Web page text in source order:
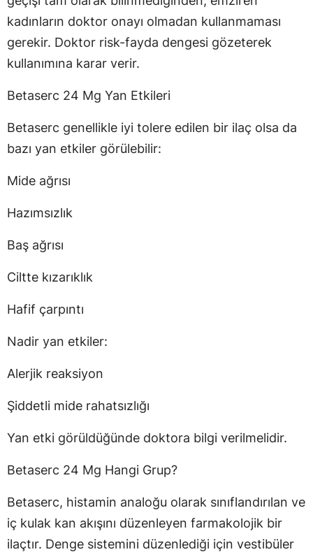
kadınların doktor onayı olmadan kullanmaması
gerekir. Doktor risk-fayda dengesi gözeterek
kullanımına karar verir.
Betaserc 24 Mg Yan Etkileri
Betaserc genellikle iyi tolere edilen bir ilaç olsa da
bazı yan etkiler görülebilir:
Mide ağrısı
Hazımsızlık
Baş ağrısı
Ciltte kızarıklık
Hafif çarpıntı
Nadir yan etkiler:
Alerjik reaksiyon
Şiddetli mide rahatsızlığı
Yan etki görüldüğünde doktora bilgi verilmelidir.
Betaserc 24 Mg Hangi Grup?
Betaserc, histamin analoğu olarak sınıflandırılan ve
iç kulak kan akışını düzenleyen farmakolojik bir
ilaçtır. Denge sistemini düzenlediği için vestibüler